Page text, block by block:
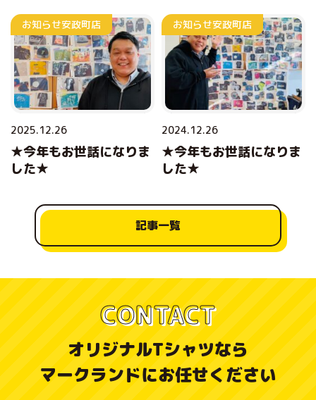
お知らせ安政町店
2025.12.26
★今年もお世話になりま
した★
お知らせ安政町店
2024.12.26
★今年もお世話になりま
した★
記事一覧
CONTACT
オリジナルTシャツなら
マークランドにお任せください